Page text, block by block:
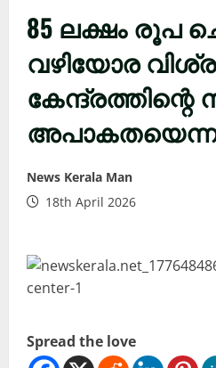
85 ലക്ഷം രൂപ
വഴിയോര
കേന്ദ്രത്തിന്റെ
അപാകതയെന്നു
News Kerala Man
18th April 2026
Spread the love